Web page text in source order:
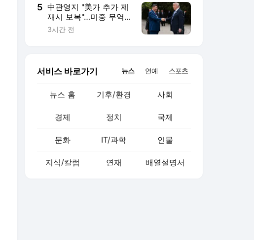
5 中관영지 "美가 추가 제
재시 보복"…미중 무역
갈등 확산은 제한적
3시간 전
서비스 바로가기 뉴스 연예 스포츠
뉴스 홈 기후/환경 사회
경제 정치 국제
문화 IT/과학 인물
지식/칼럼 연재 배열설명서